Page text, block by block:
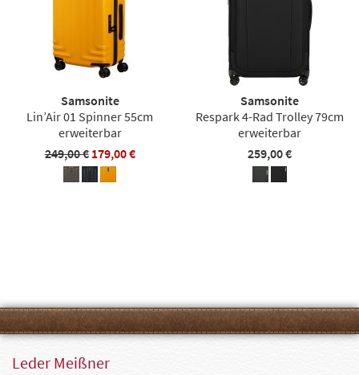
Samsonite
Lin’Air 01 Spinner 55cm
erweiterbar
249,00 € 179,00 €
Samsonite
Respark 4-Rad Trolley 79cm
erweiterbar
259,00 €
Leder Meißner